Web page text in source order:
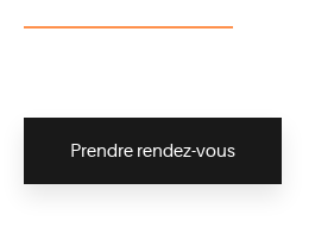
Prendre rendez-vous